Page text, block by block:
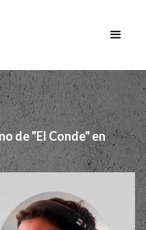
de "El Conde" en